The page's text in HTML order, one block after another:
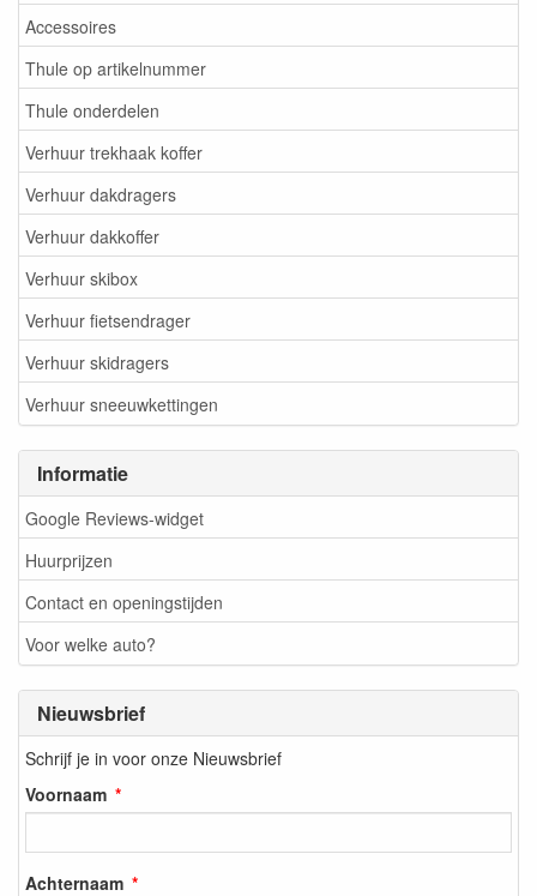
Accessoires
Thule op artikelnummer
Thule onderdelen
Verhuur trekhaak koffer
Verhuur dakdragers
Verhuur dakkoffer
Verhuur skibox
Verhuur fietsendrager
Verhuur skidragers
Verhuur sneeuwkettingen
Informatie
Google Reviews-widget
Huurprijzen
Contact en openingstijden
Voor welke auto?
Nieuwsbrief
Schrijf je in voor onze Nieuwsbrief
Voornaam
Achternaam